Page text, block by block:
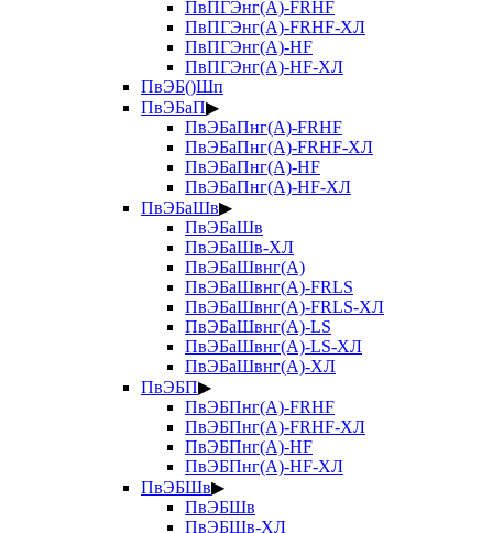
ПвПГЭнг(А)-FRHF
ПвПГЭнг(А)-FRHF-ХЛ
ПвПГЭнг(А)-HF
ПвПГЭнг(А)-HF-ХЛ
ПвЭБ()Шп
ПвЭБаП▶
ПвЭБаПнг(А)-FRHF
ПвЭБаПнг(А)-FRHF-ХЛ
ПвЭБаПнг(А)-HF
ПвЭБаПнг(А)-HF-ХЛ
ПвЭБаШв▶
ПвЭБаШв
ПвЭБаШв-ХЛ
ПвЭБаШвнг(А)
ПвЭБаШвнг(А)-FRLS
ПвЭБаШвнг(А)-FRLS-ХЛ
ПвЭБаШвнг(А)-LS
ПвЭБаШвнг(А)-LS-ХЛ
ПвЭБаШвнг(А)-ХЛ
ПвЭБП▶
ПвЭБПнг(А)-FRHF
ПвЭБПнг(А)-FRHF-ХЛ
ПвЭБПнг(А)-HF
ПвЭБПнг(А)-HF-ХЛ
ПвЭБШв▶
ПвЭБШв
ПвЭБШв-ХЛ